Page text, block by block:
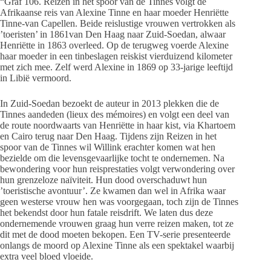
Afrikaanse reis van Alexine Tinne en haar moeder Henriëtte
Tinne-van Capellen. Beide reislustige vrouwen vertrokken als
’toeristen’ in 1861van Den Haag naar Zuid-Soedan, alwaar
Henriëtte in 1863 overleed. Op de terugweg voerde Alexine
haar moeder in een tinbeslagen reiskist vierduizend kilometer
met zich mee. Zelf werd Alexine in 1869 op 33-jarige leeftijd
in Libië vermoord.
In Zuid-Soedan bezoekt de auteur in 2013 plekken die de
Tinnes aandeden (lieux des mémoires) en volgt een deel van
de route noordwaarts van Henriëtte in haar kist, via Khartoem
en Cairo terug naar Den Haag. Tijdens zijn Reizen in het
spoor van de Tinnes wil Willink erachter komen wat hen
bezielde om die levensgevaarlijke tocht te ondernemen. Na
bewondering voor hun reisprestaties volgt verwondering over
hun grenzeloze naïviteit. Hun dood overschaduwt hun
’toeristische avontuur’. Ze kwamen dan wel in Afrika waar
geen westerse vrouw hen was voorgegaan, toch zijn de Tinnes
het bekendst door hun fatale reisdrift. We laten dus deze
ondernemende vrouwen graag hun verre reizen maken, tot ze
dit met de dood moeten bekopen. Een TV-serie presenteerde
onlangs de moord op Alexine Tinne als een spektakel waarbij
extra veel bloed vloeide.